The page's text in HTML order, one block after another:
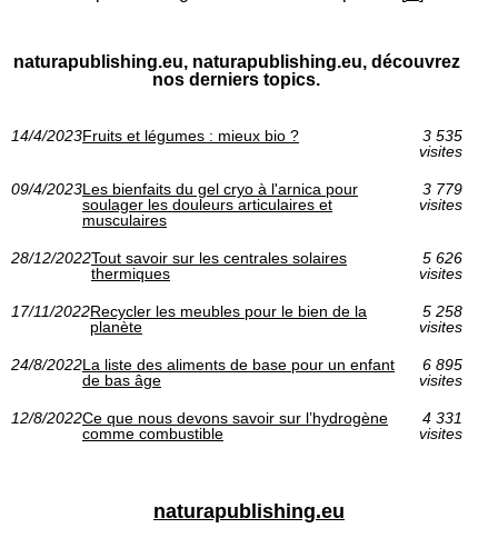
naturapublishing.eu, naturapublishing.eu, découvrez
nos derniers topics.
14/4/2023Fruits et légumes : mieux bio ?
3 535
visites
09/4/2023Les bienfaits du gel cryo à l'arnica pour
soulager les douleurs articulaires et
musculaires
3 779
visites
28/12/2022Tout savoir sur les centrales solaires
thermiques
5 626
visites
17/11/2022Recycler les meubles pour le bien de la
planète
5 258
visites
24/8/2022La liste des aliments de base pour un enfant
de bas âge
6 895
visites
12/8/2022Ce que nous devons savoir sur l’hydrogène
comme combustible
4 331
visites
naturapublishing.eu